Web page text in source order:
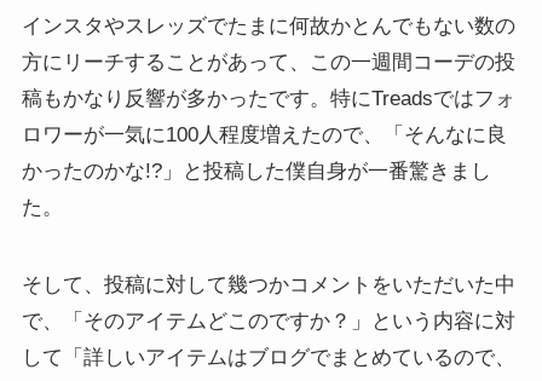
インスタやスレッズでたまに何故かとんでもない数の
方にリーチすることがあって、この一週間コーデの投
稿もかなり反響が多かったです。特にTreadsではフォ
ロワーが一気に100人程度増えたので、「そんなに良
かったのかな!?」と投稿した僕自身が一番驚きまし
た。
そして、投稿に対して幾つかコメントをいただいた中
で、「そのアイテムどこのですか？」という内容に対
して「詳しいアイテムはブログでまとめているので、